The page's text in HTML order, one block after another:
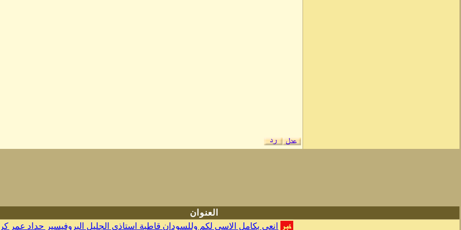
العنوان
انعي بكامل الاسي لكم وللسودان قاطبة استاذي الجليل البروفيسير حداد عمر